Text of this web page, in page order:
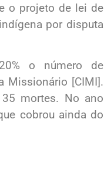
o projeto de lei de
por disputa
o número de
Missionário [CIMI].
mortes. No ano
cobrou ainda do